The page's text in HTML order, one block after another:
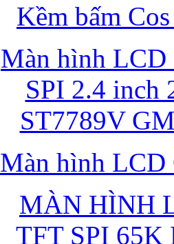
Kềm bấm
Màn hình LCD